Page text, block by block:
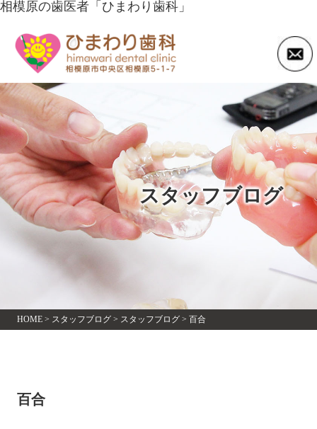
相模原の歯医者「ひまわり歯科」
スタッフブログ
HOME> スタッフブログ> スタッフブログ> 百合
百合